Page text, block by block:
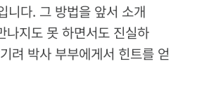
니다. 그 방법을 앞서 소개
나지도 못 하면서도 진실하
려 박사 부부에게서 힌트를 얻